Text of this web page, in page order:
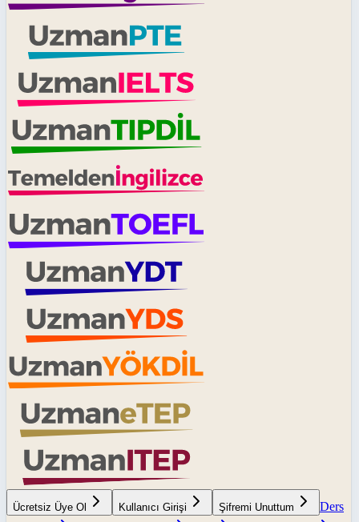
Ücretsiz Üye Ol Kullanıcı Girişi Şifremi Unuttum
Ders